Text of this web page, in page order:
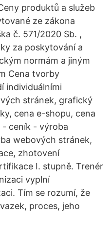
produktů a služeb
ze zákona
č. 571/2020 Sb. ,
za poskytování a
normám a jiným
Cena tvorby
individuálními
stránek, grafický
cena e-shopu, cena
- ceník - výroba
webových stránek,
zhotovení
I. stupně. Trenér
vyplní
Tím se rozumí, že
proces, jeho